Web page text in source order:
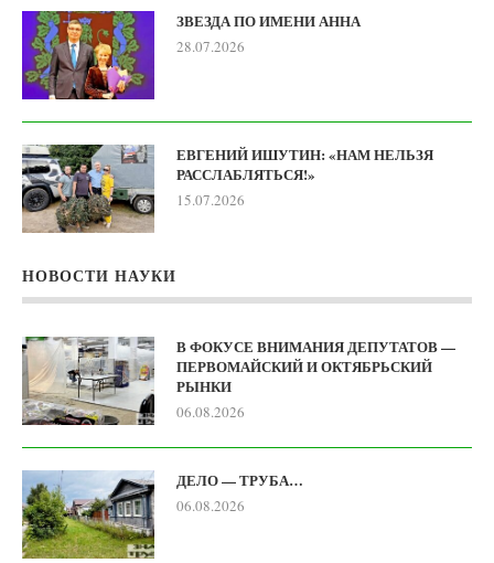
ЗВЕЗДА ПО ИМЕНИ АННА
28.07.2026
ЕВГЕНИЙ ИШУТИН: «НАМ НЕЛЬЗЯ
РАССЛАБЛЯТЬСЯ!»
15.07.2026
НОВОСТИ НАУКИ
В ФОКУСЕ ВНИМАНИЯ ДЕПУТАТОВ —
ПЕРВОМАЙСКИЙ И ОКТЯБРЬСКИЙ
РЫНКИ
06.08.2026
ДЕЛО — ТРУБА…
06.08.2026